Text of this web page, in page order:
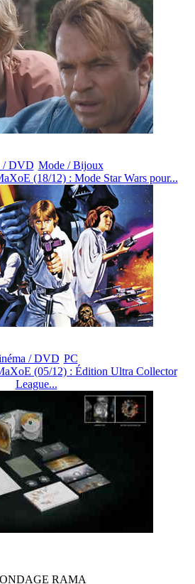
/ DVD Mode / Bijoux
(18/12) : Mode Star Wars pour...
/ DVD PC
(05/12) : Édition Ultra Collector
League...
RAMA